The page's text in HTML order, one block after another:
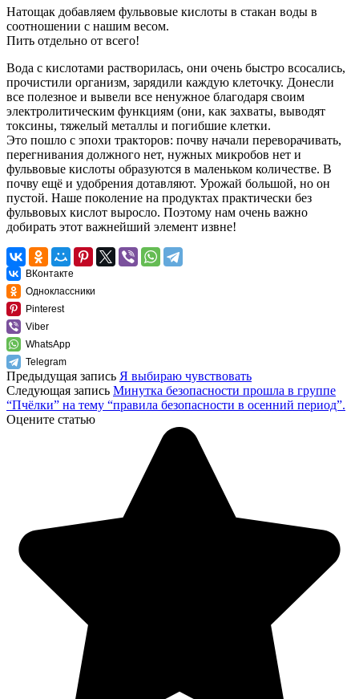
Натощак добавляем фульвовые кислоты в стакан воды в
соотношении с нашим весом.
Пить отдельно от всего!
Вода с кислотами растворилась, они очень быстро всосались,
прочистили организм, зарядили каждую клеточку. Донесли
все полезное и вывели все ненужное благодаря своим
электролитическим функциям (они, как захваты, выводят
токсины, тяжелый металлы и погибшие клетки.
Это пошло с эпохи тракторов: почву начали переворачивать,
перегнивания должного нет, нужных микробов нет и
фульвовые кислоты образуются в маленьком количестве. В
почву ещё и удобрения дотавляют. Урожай большой, но он
пустой. Наше поколение на продуктах практически без
фульвовых кислот выросло. Поэтому нам очень важно
добирать этот важнейший элемент извне!
ВКонтакте
Одноклассники
Pinterest
Viber
WhatsApp
Telegram
Предыдущая запись Я выбираю чувствовать
Следующая запись Минутка безопасности прошла в группе
“Пчёлки” на тему “правила безопасности в осенний период”.
Оцените статью